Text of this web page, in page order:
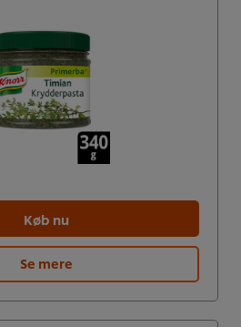
Køb nu
Se mere